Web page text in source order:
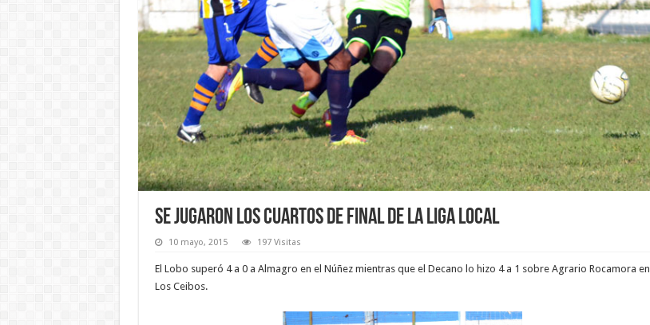
Se jugaron los cuartos de final de la liga local
10 mayo, 2015 197 Visitas
El Lobo superó 4 a 0 a Almagro en el Núñez mientras que el Decano lo hizo 4 a 1 sobre Agrario Rocamora en
Los Ceibos.